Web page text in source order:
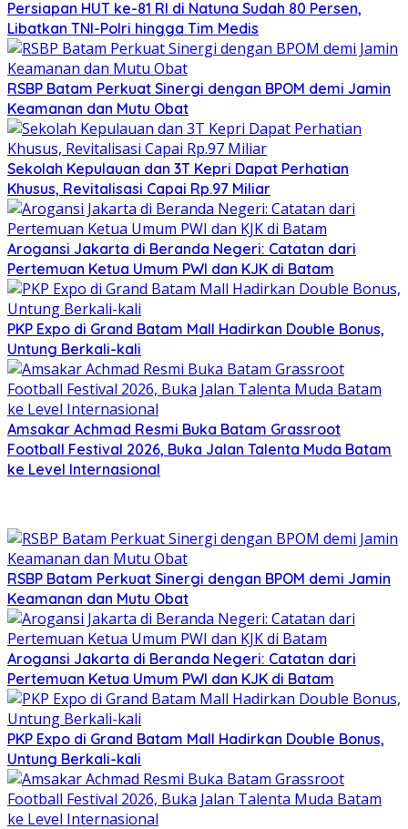
Persiapan HUT ke-81 RI di Natuna Sudah 80 Persen,
Libatkan TNI-Polri hingga Tim Medis
RSBP Batam Perkuat Sinergi dengan BPOM demi Jamin
Keamanan dan Mutu Obat
Sekolah Kepulauan dan 3T Kepri Dapat Perhatian
Khusus, Revitalisasi Capai Rp.97 Miliar
Arogansi Jakarta di Beranda Negeri: Catatan dari
Pertemuan Ketua Umum PWI dan KJK di Batam
PKP Expo di Grand Batam Mall Hadirkan Double Bonus,
Untung Berkali-kali
Amsakar Achmad Resmi Buka Batam Grassroot
Football Festival 2026, Buka Jalan Talenta Muda Batam
ke Level Internasional
RSBP Batam Perkuat Sinergi dengan BPOM demi Jamin
Keamanan dan Mutu Obat
Arogansi Jakarta di Beranda Negeri: Catatan dari
Pertemuan Ketua Umum PWI dan KJK di Batam
PKP Expo di Grand Batam Mall Hadirkan Double Bonus,
Untung Berkali-kali